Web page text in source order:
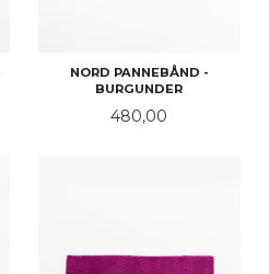
NORD PANNEBÅND -
BURGUNDER
Pris
480,00